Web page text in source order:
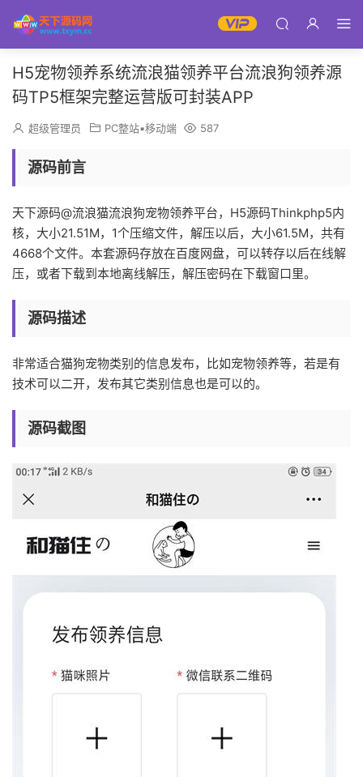
H5宠物领养系统流浪猫领养平台流浪狗领养源
码TP5框架完整运营版可封装APP
超级管理员 PC整站▪移动端 587
源码前言
天下源码@流浪猫流浪狗宠物领养平台，H5源码Thinkphp5内
核，大小21.51M，1个压缩文件，解压以后，大小61.5M，共有
4668个文件。本套源码存放在百度网盘，可以转存以后在线解
压，或者下载到本地离线解压，解压密码在下载窗口里。
源码描述
非常适合猫狗宠物类别的信息发布，比如宠物领养等，若是有
技术可以二开，发布其它类别信息也是可以的。
源码截图